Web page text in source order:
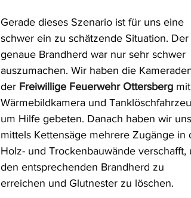
Gerade dieses Szenario ist für uns eine
schwer ein zu schätzende Situation. Der
genaue Brandherd war nur sehr schwer
auszumachen. Wir haben die
der Freiwillige Feuerwehr Ottersberg mit
Wärmebildkamera und
um Hilfe gebeten. Danach haben wir uns
mittels Kettensäge mehrere Zugänge in
Holz- und Trockenbauwände verschafft,
den entsprechenden Brandherd zu
erreichen und Glutnester zu löschen.